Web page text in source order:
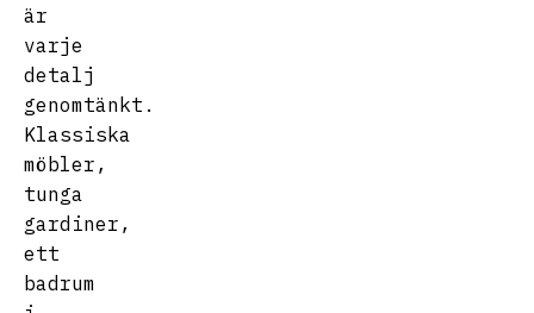
är
varje
detalj
genomtänkt.
Klassiska
möbler,
tunga
gardiner,
ett
badrum